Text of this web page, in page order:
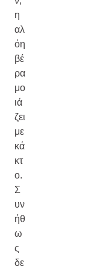
η
αλ
όη
βέ
ρα
μο
ιά
ζει
με
κά
κτ
ο.
Σ
υν
ήθ
ω
ς
δε